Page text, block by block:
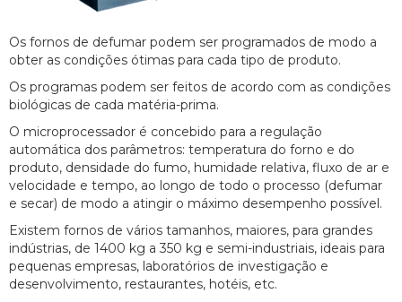
Os fornos de defumar podem ser programados de modo a
obter as condições ótimas para cada tipo de produto.
Os programas podem ser feitos de acordo com as condições
biológicas de cada matéria-prima.
O microprocessador é concebido para a regulação
automática dos parâmetros: temperatura do forno e do
produto, densidade do fumo, humidade relativa, fluxo de ar e
velocidade e tempo, ao longo de todo o processo (defumar
e secar) de modo a atingir o máximo desempenho possível.
Existem fornos de vários tamanhos, maiores, para grandes
indústrias, de 1400 kg a 350 kg e semi-industriais, ideais para
pequenas empresas, laboratórios de investigação e
desenvolvimento, restaurantes, hotéis, etc.